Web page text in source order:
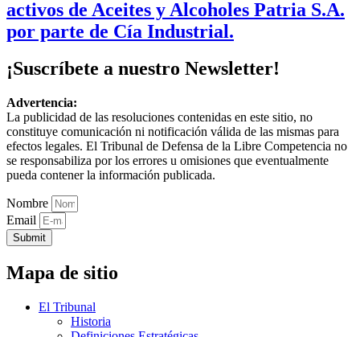
activos de Aceites y Alcoholes Patria S.A.
por parte de Cía Industrial.
¡Suscríbete a nuestro Newsletter!
Advertencia:
La publicidad de las resoluciones contenidas en este sitio, no
constituye comunicación ni notificación válida de las mismas para
efectos legales. El Tribunal de Defensa de la Libre Competencia no
se responsabiliza por los errores u omisiones que eventualmente
pueda contener la información publicada.
Nombre
Email
Submit
Mapa de sitio
El Tribunal
Historia